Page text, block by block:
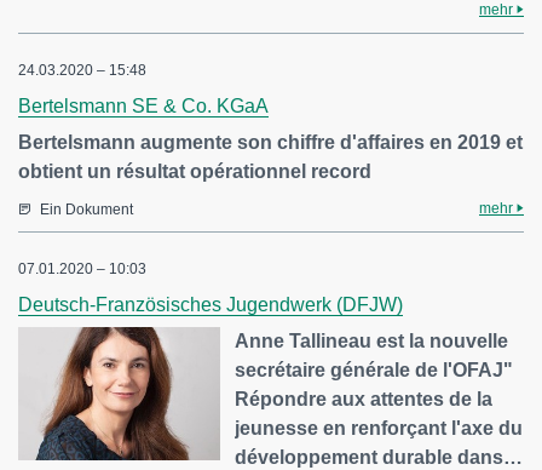
mehr
24.03.2020 – 15:48
Bertelsmann SE & Co. KGaA
Bertelsmann augmente son chiffre d'affaires en 2019 et
obtient un résultat opérationnel record
Ein Dokument mehr
07.01.2020 – 10:03
Deutsch-Französisches Jugendwerk (DFJW)
Anne Tallineau est la nouvelle
secrétaire générale de l'OFAJ"
Répondre aux attentes de la
jeunesse en renforçant l'axe du
développement durable dans…